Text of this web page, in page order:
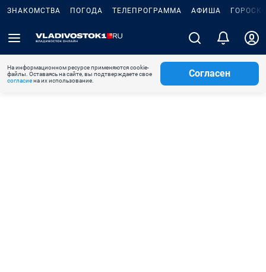
ЗНАКОМСТВА ПОГОДА ТЕЛЕПРОГРАММА АФИША
На информационном ресурсе применяются cookie-
файлы. Оставаясь на сайте, вы подтверждаете свое
согласиена их использование.
Согласен